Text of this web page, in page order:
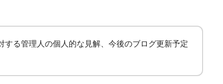
る管理人の個人的な見解、今後のブログ更新予定